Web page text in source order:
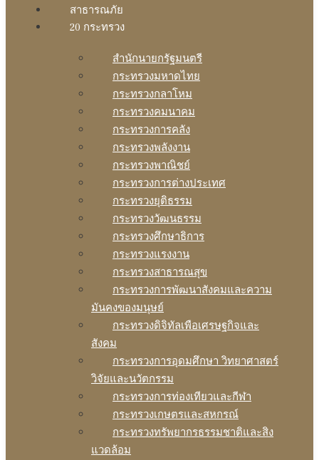
สาธารณภัย
20 กระทรวง
สํานักนายกรัฐมนตรี
กระทรวงมหาดไทย
กระทรวงกลาโหม
กระทรวงคมนาคม
กระทรวงการคลัง
กระทรวงพลังงาน
กระทรวงพาณิชย์
กระทรวงการต่างประเทศ
กระทรวงยุติธรรม
กระทรวงวัฒนธรรม
กระทรวงศึกษาธิการ
กระทรวงแรงงาน
กระทรวงสาธารณสุข
กระทรวงการพัฒนาสังคมและความ
มันคงของมนุษย์
กระทรวงดิจิทัลเพือเศรษฐกิจและ
สังคม
กระทรวงการอุดมศึกษา วิทยาศาสตร์
วิจัยและนวัตกรรม
กระทรวงการท่องเทียวและกีฬา
กระทรวงเกษตรและสหกรณ์
กระทรวงทรัพยากรธรรมชาติและสิง
แวดล้อม